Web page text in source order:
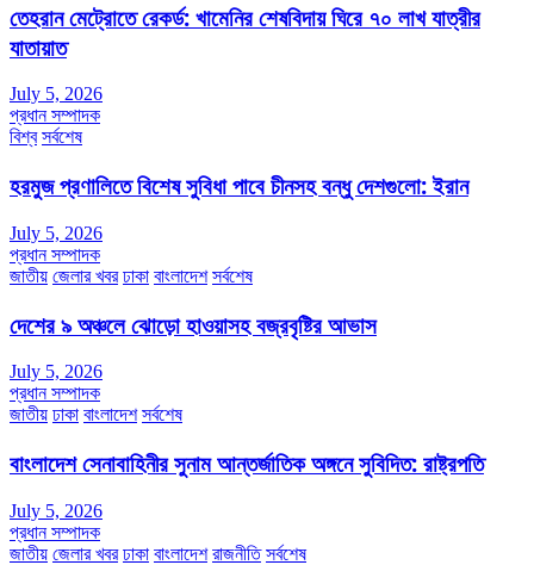
তেহরান মেট্রোতে রেকর্ড: খামেনির শেষবিদায় ঘিরে ৭০ লাখ যাত্রীর
যাতায়াত
July 5, 2026
প্রধান সম্পাদক
বিশ্ব সর্বশেষ
হরমুজ প্রণালিতে বিশেষ সুবিধা পাবে চীনসহ বন্ধু দেশগুলো: ইরান
July 5, 2026
প্রধান সম্পাদক
জাতীয় জেলার খবর ঢাকা বাংলাদেশ সর্বশেষ
দেশের ৯ অঞ্চলে ঝোড়ো হাওয়াসহ বজ্রবৃষ্টির আভাস
July 5, 2026
প্রধান সম্পাদক
জাতীয় ঢাকা বাংলাদেশ সর্বশেষ
বাংলাদেশ সেনাবাহিনীর সুনাম আন্তর্জাতিক অঙ্গনে সুবিদিত: রাষ্ট্রপতি
July 5, 2026
প্রধান সম্পাদক
জাতীয় জেলার খবর ঢাকা বাংলাদেশ রাজনীতি সর্বশেষ